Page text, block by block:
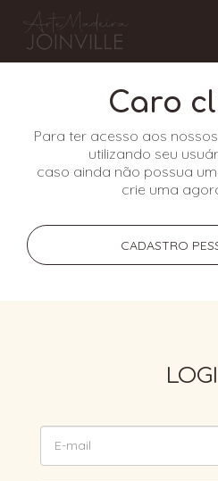
Caro
Para ter acesso aos
utilizando seu
caso ainda não possua
crie uma
CADASTRO